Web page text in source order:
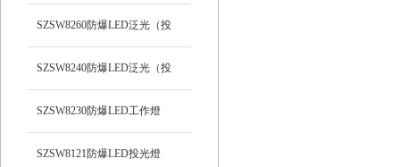
SZSW8260防爆LED泛光（投
光）工作燈
SZSW8240防爆LED泛光（投
光）工作燈
SZSW8230防爆LED工作燈
SZSW8121防爆LED投光燈